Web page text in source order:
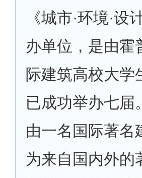
《城市·环境·
办单位，是由霍
际建筑高校大学
已成功举办七届
由一名国际著名
为来自国内外的